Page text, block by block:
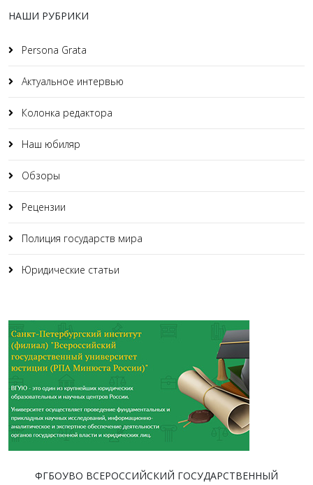
НАШИ РУБРИКИ
Persona Grata
Актуальное интервью
Колонка редактора
Наш юбиляр
Обзоры
Рецензии
Полиция государств мира
Юридические статьи
ФГБОУВО ВСЕРОССИЙСКИЙ ГОСУДАРСТВЕННЫЙ